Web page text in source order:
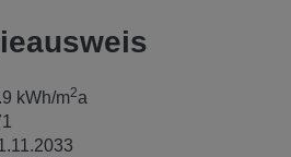
kWh/m2a